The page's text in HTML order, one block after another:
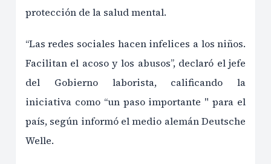
protección de la salud mental.
“Las redes sociales hacen infelices a los niños.
Facilitan el acoso y los abusos”, declaró el jefe
del Gobierno laborista, calificando la
iniciativa como “un paso importante " para el
país, según informó el medio alemán Deutsche
Welle.